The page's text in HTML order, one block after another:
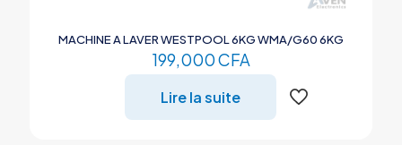
MACHINE A LAVER WESTPOOL 6KG WMA/G60 6KG
199,000CFA
Lire la suite